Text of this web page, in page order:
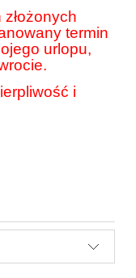
termin
urlopu,
i